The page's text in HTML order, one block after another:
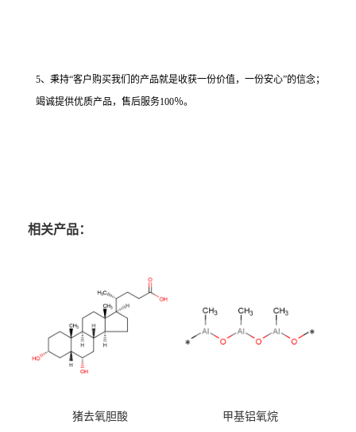
5、秉持“客户购买我们的产品就是收获一份价值，一份安心”的信念；
竭诚提供优质产品，售后服务100％。
相关产品：
猪去氧胆酸 甲基铝氧烷